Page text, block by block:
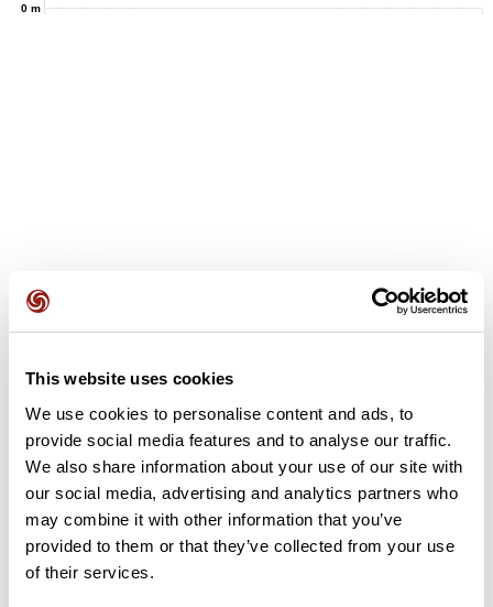
This website uses cookies
We use cookies to personalise content and ads, to
provide social media features and to analyse our traffic.
We also share information about your use of our site with
our social media, advertising and analytics partners who
may combine it with other information that you’ve
provided to them or that they’ve collected from your use
of their services.
0 m
Soyez le premier à ajouter un avis !
Ajouter un avis